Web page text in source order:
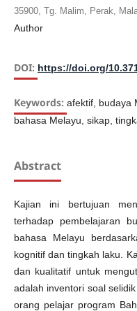
35900, Tg. Malim, Perak,
Author
DOI: https://doi.org/
Keywords: afektif, budaya
bahasa Melayu, sikap,
Abstract
Kajian ini bertujuan
terhadap pembelajaran
bahasa Melayu
kognitif dan tingkah laku.
dan kualitatif untuk
adalah inventori soal
orang pelajar program